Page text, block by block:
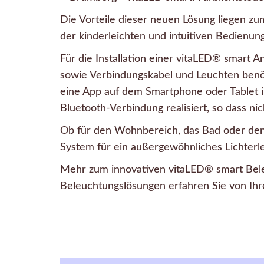
Die Vorteile dieser neuen Lösung liegen
der kinderleichten und intuitiven
Für die Installation einer vitaLED® smart
sowie Verbindungskabel und Leuchten
eine App auf dem Smartphone oder
Bluetooth-Verbindung realisiert, so dass
Ob für den Wohnbereich, das Bad oder
System für ein außergewöhnliches
Mehr zum innovativen vitaLED® smart
Beleuchtungslösungen erfahren Sie von